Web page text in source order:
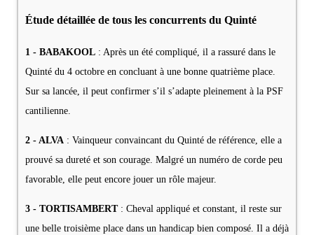
Étude détaillée de tous les concurrents du Quinté
1 - BABAKOOL : Après un été compliqué, il a rassuré dans le
Quinté du 4 octobre en concluant à une bonne quatrième place.
Sur sa lancée, il peut confirmer s’il s’adapte pleinement à la PSF
cantilienne.
2 - ALVA : Vainqueur convaincant du Quinté de référence, elle a
prouvé sa dureté et son courage. Malgré un numéro de corde peu
favorable, elle peut encore jouer un rôle majeur.
3 - TORTISAMBERT: Cheval appliqué et constant, il reste sur
une belle troisième place dans un handicap bien composé. Il a déjà